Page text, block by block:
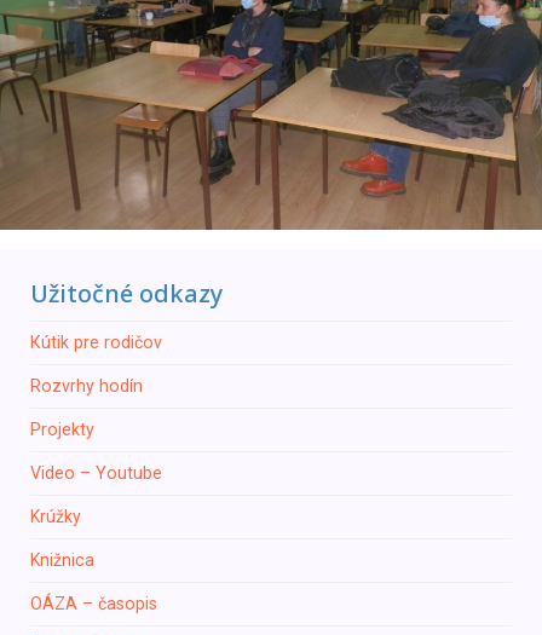
Užitočné odkazy
Кútik pre rodičov
Rozvrhy hodín
Projekty
Video – Youtube
Krúžky
Knižnica
ОÁZA – časopis